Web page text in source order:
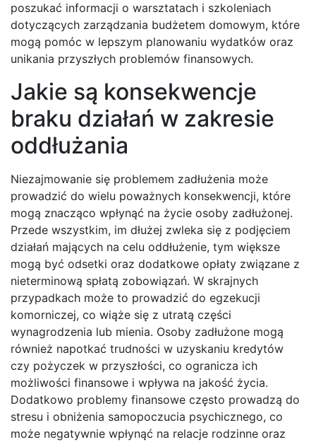
poszukać informacji o warsztatach i szkoleniach
dotyczących zarządzania budżetem domowym, które
mogą pomóc w lepszym planowaniu wydatków oraz
unikania przyszłych problemów finansowych.
Jakie są konsekwencje
braku działań w zakresie
oddłużania
Niezajmowanie się problemem zadłużenia może
prowadzić do wielu poważnych konsekwencji, które
mogą znacząco wpłynąć na życie osoby zadłużonej.
Przede wszystkim, im dłużej zwleka się z podjęciem
działań mających na celu oddłużenie, tym większe
mogą być odsetki oraz dodatkowe opłaty związane z
nieterminową spłatą zobowiązań. W skrajnych
przypadkach może to prowadzić do egzekucji
komorniczej, co wiąże się z utratą części
wynagrodzenia lub mienia. Osoby zadłużone mogą
również napotkać trudności w uzyskaniu kredytów
czy pożyczek w przyszłości, co ogranicza ich
możliwości finansowe i wpływa na jakość życia.
Dodatkowo problemy finansowe często prowadzą do
stresu i obniżenia samopoczucia psychicznego, co
może negatywnie wpłynąć na relacje rodzinne oraz